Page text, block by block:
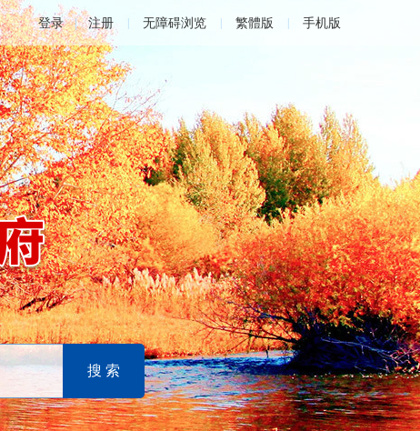
登录 | 注册 无障碍浏览 繁體版 手机版